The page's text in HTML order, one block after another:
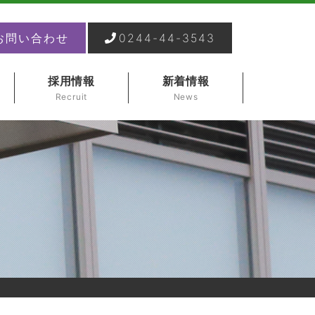
問い合わせ 0244-44-3543
採用情報
Recruit
新着情報
News